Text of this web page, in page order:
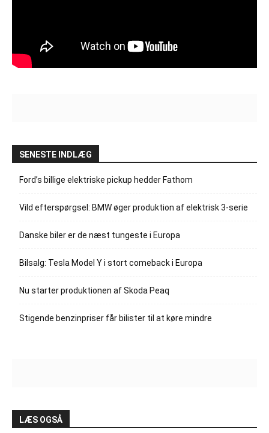
SENESTE INDLÆG
Ford’s billige elektriske pickup hedder Fathom
Vild efterspørgsel: BMW øger produktion af elektrisk 3-serie
Danske biler er de næst tungeste i Europa
Bilsalg: Tesla Model Y i stort comeback i Europa
Nu starter produktionen af Skoda Peaq
Stigende benzinpriser får bilister til at køre mindre
LÆS OGSÅ